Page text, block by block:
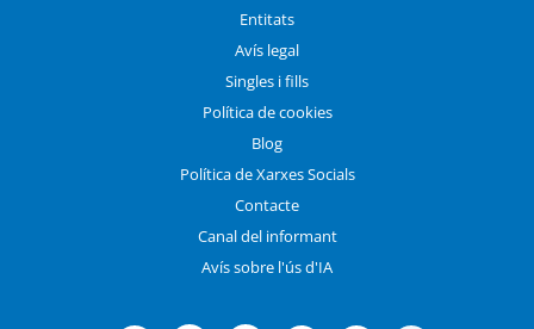
Entitats
Avís legal
Singles i fills
Política de cookies
Blog
Política de Xarxes Socials
Contacte
Canal del informant
Avís sobre l'ús d'IA